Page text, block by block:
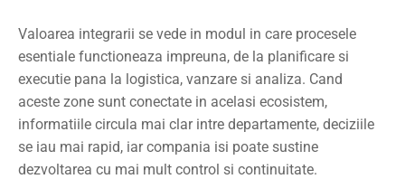
Valoarea integrarii se vede in modul in care procesele
esentiale functioneaza impreuna, de la planificare si
executie pana la logistica, vanzare si analiza. Cand
aceste zone sunt conectate in acelasi ecosistem,
informatiile circula mai clar intre departamente, deciziile
se iau mai rapid, iar compania isi poate sustine
dezvoltarea cu mai mult control si continuitate.